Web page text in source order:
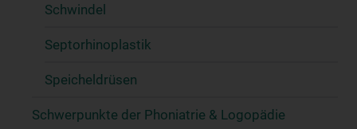
Schwindel
Septorhinoplastik
Speicheldrüsen
Schwerpunkte der Phoniatrie & Logopädie